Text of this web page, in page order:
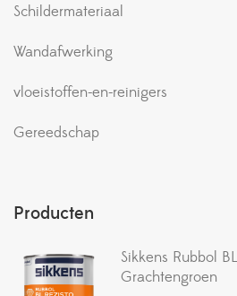
Schildermateriaal
Wandafwerking
vloeistoffen-en-reinigers
Gereedschap
Producten
Sikkens Rubbol
Grachtengroen